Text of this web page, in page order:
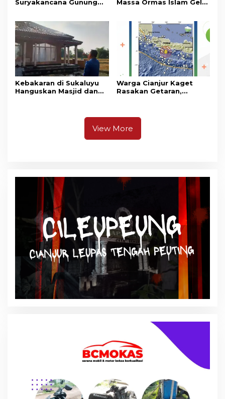
Suryakancana Gunung
Masih Bersiaga
Massa Ormas Islam Gelar
Kebakaran di Sukaluyu
Hanguskan Masjid dan
Warga Cianjur Kaget
Rasakan Getaran,
View More